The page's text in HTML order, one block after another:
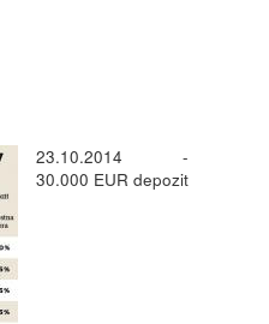
23.10.2014 -
30.000 EUR depozit